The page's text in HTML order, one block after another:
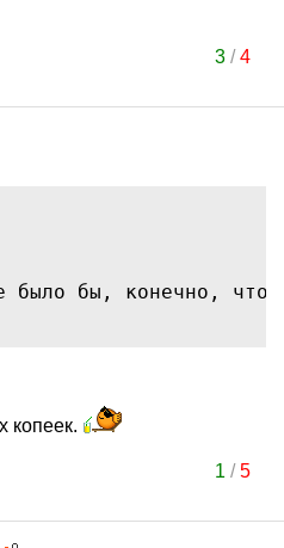
3/4
было бы, конечно,
копеек.
1 /5